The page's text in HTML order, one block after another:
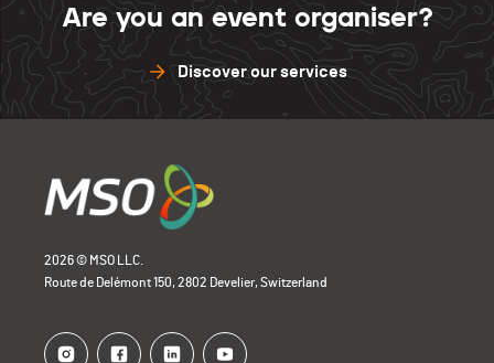
Are you an event organiser?
Discover our services
2026 © MSO LLC.
Route de Delémont 150, 2802 Develier, Switzerland